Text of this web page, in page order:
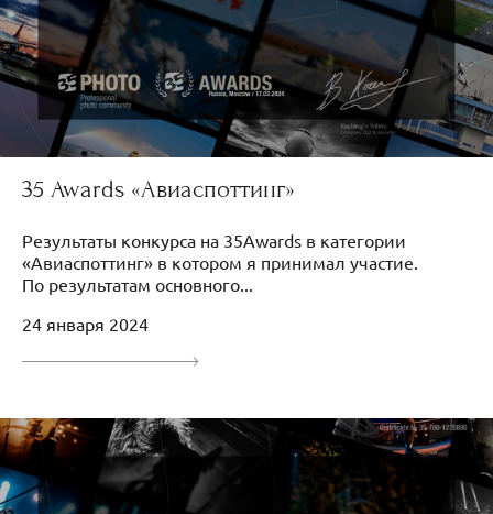
35 Awards «Авиаспоттинг»
Результаты конкурса на 35Awards в категории
«Авиаспоттинг» в котором я принимал участие.
По результатам основного...
24 января 2024